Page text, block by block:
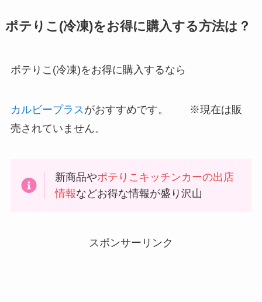
ポテりこ(冷凍)をお得に購入する方法は？
ポテりこ(冷凍)をお得に購入するなら
カルビープラス がおすすめです。 ※現在は販
売されていません。
新商品やポテりこキッチンカーの出店
情報などお得な情報が盛り沢山
スポンサーリンク